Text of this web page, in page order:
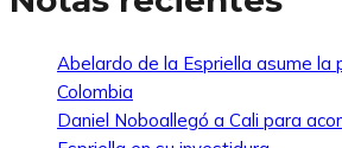
Abelardo de la Espriella asume la
Colombia
Daniel Noboallegó a Cali para